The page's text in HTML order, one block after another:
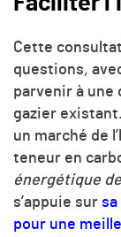
Cette
questions,
parvenir à
gazier
un marché de
teneur en
énergétique
s’appuie sur
pour une